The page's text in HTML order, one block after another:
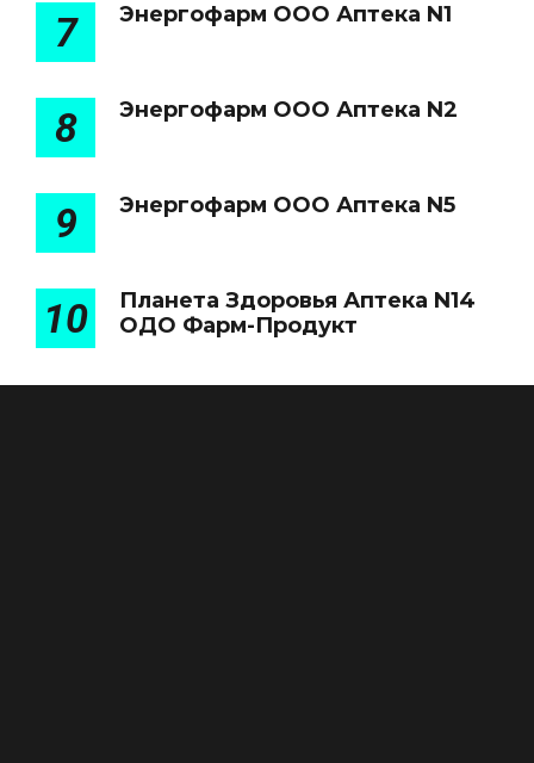
7 Энергофарм ООО Аптека N1
8 Энергофарм ООО Аптека N2
9 Энергофарм ООО Аптека N5
10
Планета Здоровья Аптека N14
ОДО Фарм-Продукт